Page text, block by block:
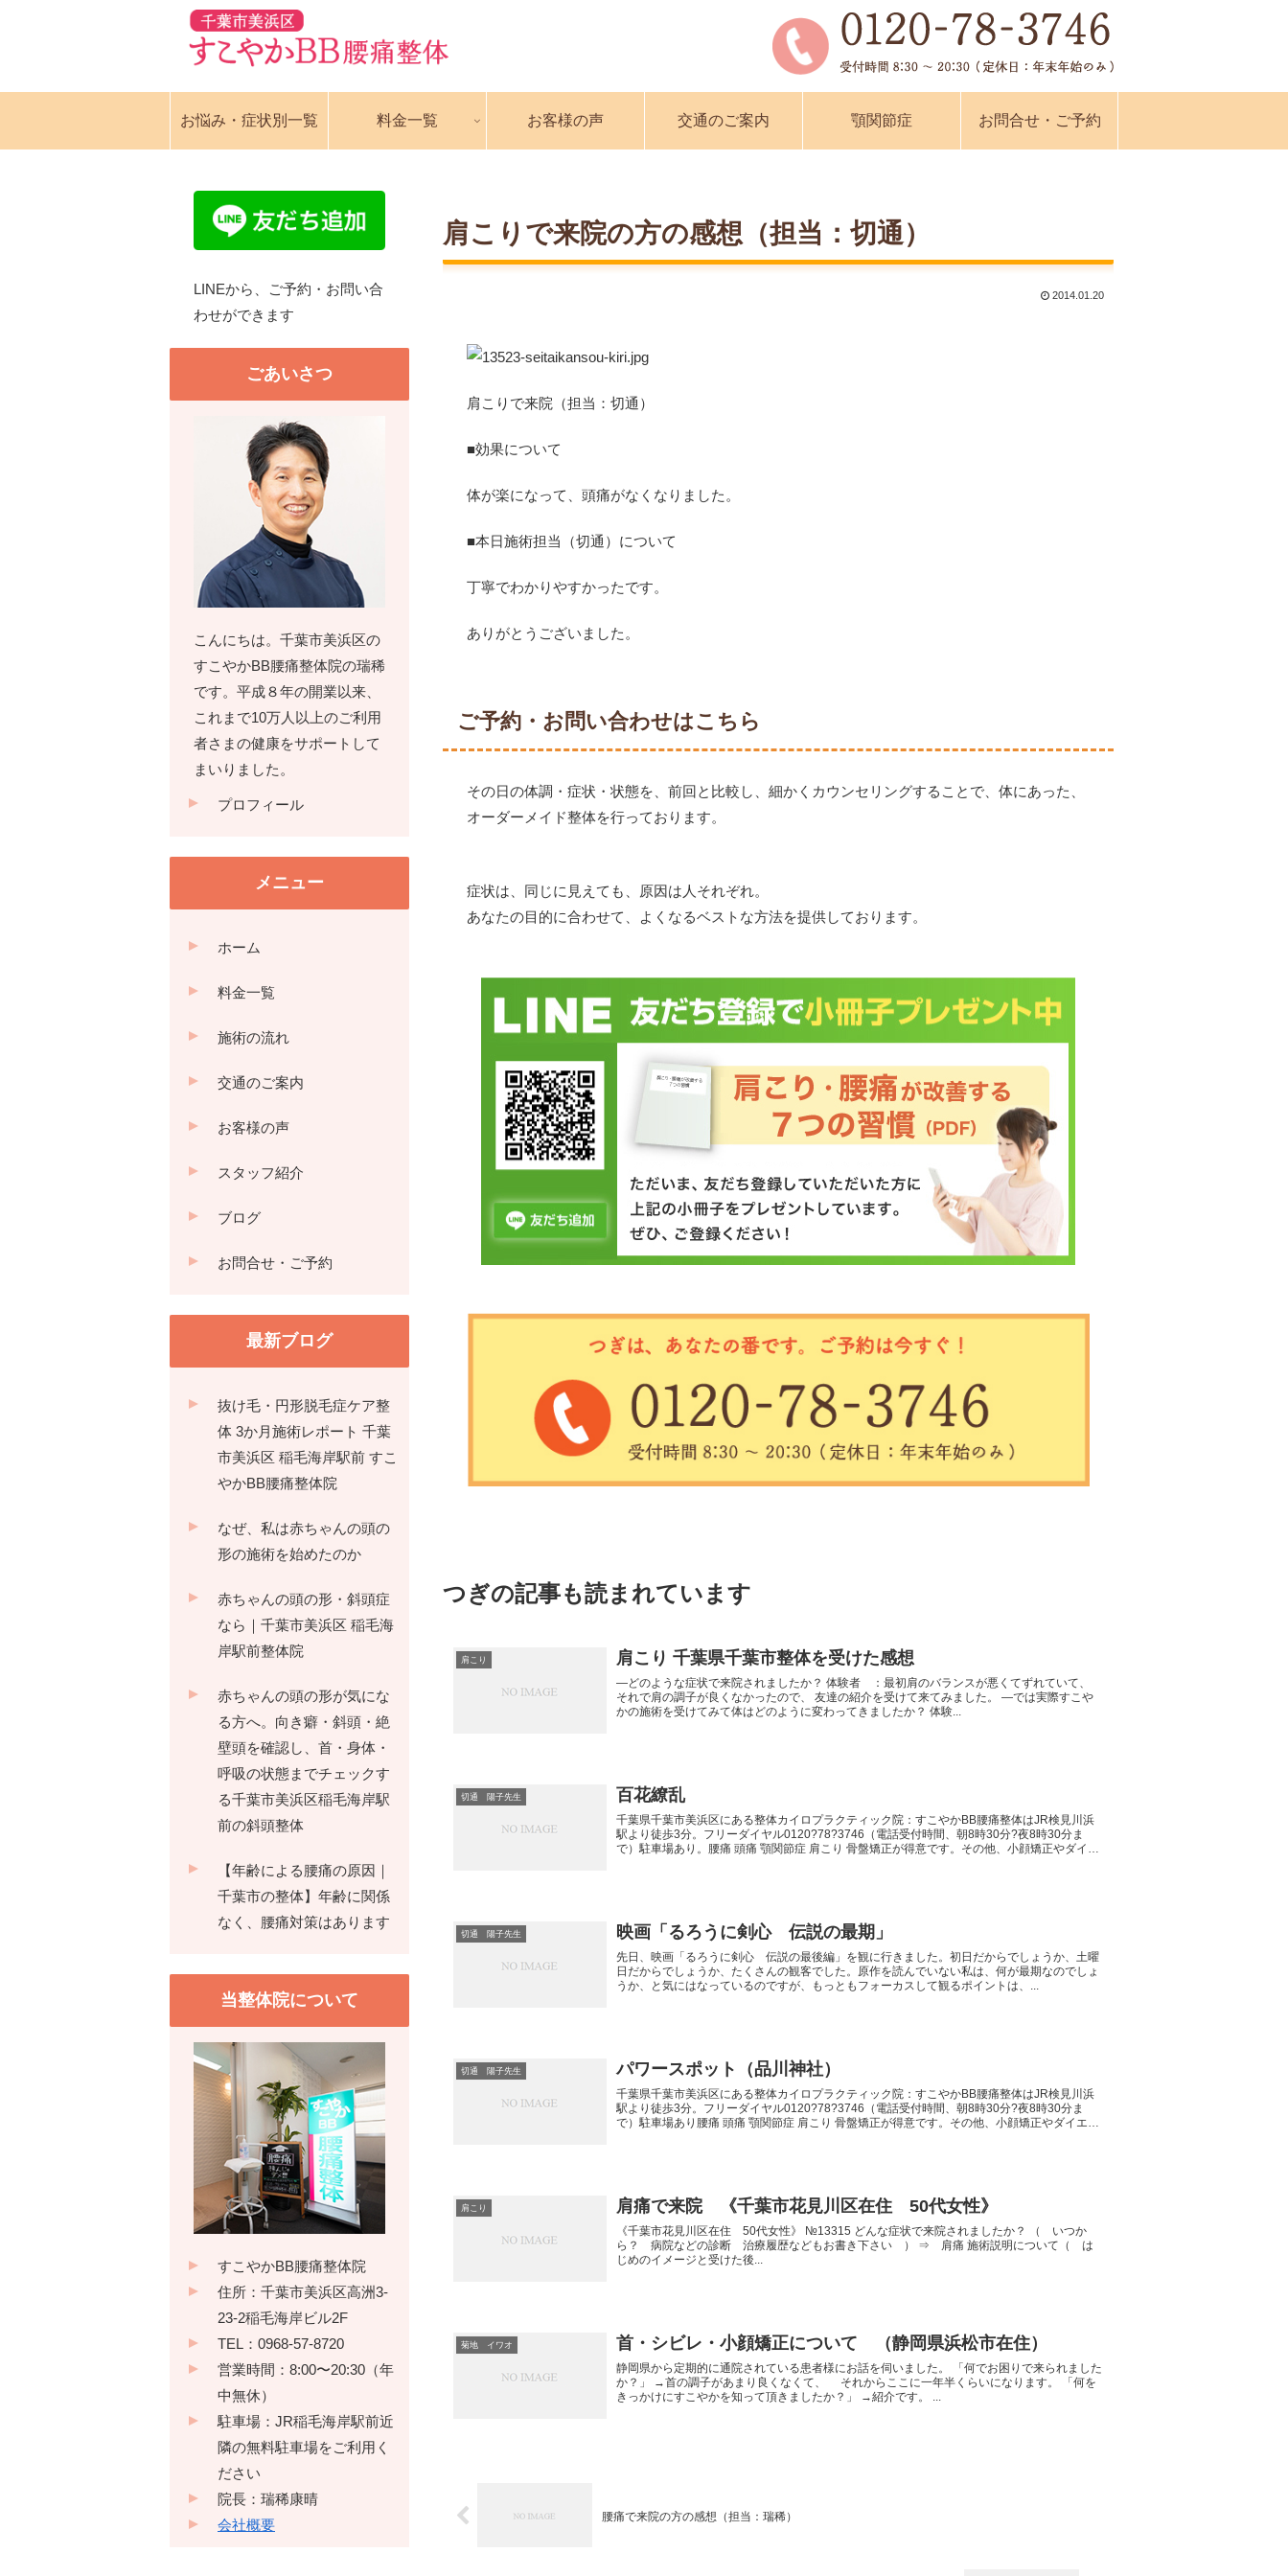
お悩み・症状別一覧 料金一覧 お客様の声 交通のご案内 顎関節症 お問合せ・ご予約
肩こりで来院の方の感想（担当：切通）
2014.01.20
肩こりで来院（担当：切通）
■効果について
体が楽になって、頭痛がなくなりました。
■本日施術担当（切通）について
丁寧でわかりやすかったです。
ありがとうございました。
ご予約・お問い合わせはこちら
その日の体調・症状・状態を、前回と比較し、細かくカウンセリングすることで、体にあった、
オーダーメイド整体を行っております。
症状は、同じに見えても、原因は人それぞれ。
あなたの目的に合わせて、よくなるベストな方法を提供しております。
つぎの記事も読まれています
肩こり 肩こり 千葉県千葉市整体を受けた感想
―どのような症状で来院されましたか？ 体験者 ：最初肩のバランスが悪くてずれていて、
それで肩の調子が良くなかったので、 友達の紹介を受けて来てみました。 ―では実際すこや
かの施術を受けてみて体はどのように変わってきましたか？ 体験...
切通 陽子先生 百花繚乱
千葉県千葉市美浜区にある整体カイロプラクティック院：すこやかBB腰痛整体はJR検見川浜
駅より徒歩3分。フリーダイヤル0120?78?3746（電話受付時間、朝8時30分?夜8時30分ま
で）駐車場あり。腰痛 頭痛 顎関節症 肩こり 骨盤矯正が得意です。その他、小顔矯正やダイエ
切通 陽子先生 映画「るろうに剣心 伝説の最期」
先日、映画「るろうに剣心 伝説の最後編」を観に行きました。初日だからでしょうか、土曜
日だからでしょうか、たくさんの観客でした。原作を読んでいない私は、何が最期なのでしょ
うか、と気にはなっているのですが、もっともフォーカスして観るポイントは、...
切通 陽子先生 パワースポット（品川神社）
千葉県千葉市美浜区にある整体カイロプラクティック院：すこやかBB腰痛整体はJR検見川浜
駅より徒歩3分。フリーダイヤル0120?78?3746（電話受付時間、朝8時30分?夜8時30分ま
で）駐車場あり腰痛 頭痛 顎関節症 肩こり 骨盤矯正が得意です。その他、小顔矯正やダイエッ
肩こり 肩痛で来院 《千葉市花見川区在住 50代女性》
《千葉市花見川区在住 50代女性》 №13315 どんな症状で来院されましたか？ （ いつか
ら？ 病院などの診断 治療履歴などもお書き下さい ） ⇒ 肩痛 施術説明について（ は
じめのイメージと受けた後...
菊地 イワオ 首・シビレ・小顔矯正について （静岡県浜松市在住）
静岡県から定期的に通院されている患者様にお話を伺いました。 「何でお困りで来られました
か？」 →首の調子があまり良くなくて、 それからここに一年半くらいになります。 「何を
きっかけにすこやかを知って頂きましたか？」 →紹介です。 ...
腰痛で来院の方の感想（担当：瑞稀）
LINEから、ご予約・お問い合
わせができます
ごあいさつ
こんにちは。千葉市美浜区の
すこやかBB腰痛整体院の瑞稀
です。平成８年の開業以来、
これまで10万人以上のご利用
者さまの健康をサポートして
まいりました。
プロフィール
メニュー
ホーム
料金一覧
施術の流れ
交通のご案内
お客様の声
スタッフ紹介
ブログ
お問合せ・ご予約
最新ブログ
抜け毛・円形脱毛症ケア整
体 3か月施術レポート 千葉
市美浜区 稲毛海岸駅前 すこ
やかBB腰痛整体院
なぜ、私は赤ちゃんの頭の
形の施術を始めたのか
赤ちゃんの頭の形・斜頭症
なら｜千葉市美浜区 稲毛海
岸駅前整体院
赤ちゃんの頭の形が気にな
る方へ。向き癖・斜頭・絶
壁頭を確認し、首・身体・
呼吸の状態までチェックす
る千葉市美浜区稲毛海岸駅
前の斜頭整体
【年齢による腰痛の原因｜
千葉市の整体】年齢に関係
なく、腰痛対策はあります
当整体院について
すこやかBB腰痛整体院
住所：千葉市美浜区高洲3-
23-2稲毛海岸ビル2F
TEL：0968-57-8720
営業時間：8:00〜20:30（年
中無休）
駐車場：JR稲毛海岸駅前近
隣の無料駐車場をご利用く
ださい
院長：瑞稀康晴
会社概要